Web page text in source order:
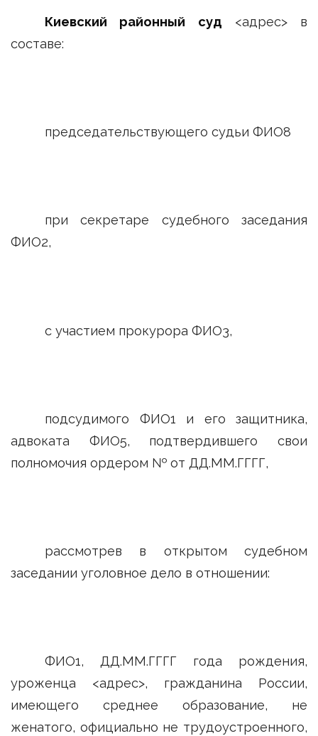
Киевский районный суд <адрес> в
составе:
председательствующего судьи ФИО8
при секретаре судебного заседания
ФИО2,
с участием прокурора ФИО3,
подсудимого ФИО1 и его защитника,
адвоката ФИО5, подтвердившего свои
полномочия ордером № от ДД.ММ.ГГГГ,
рассмотрев в открытом судебном
заседании уголовное дело в отношении:
ФИО1, ДД.ММ.ГГГГ года рождения,
уроженца <адрес>, гражданина России,
имеющего среднее образование, не
женатого, официально не трудоустроенного,